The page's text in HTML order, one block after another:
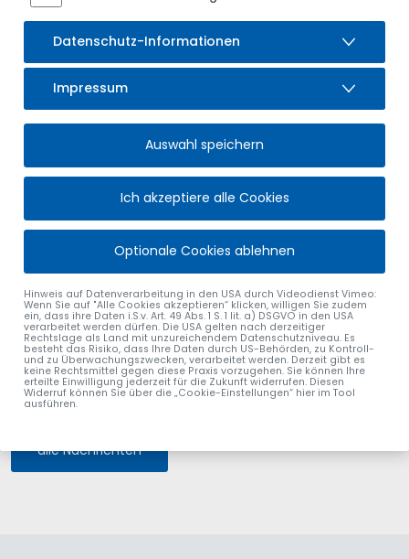
Dieter Riescher
alle Nachrichten
Datenschutz-Informationen
Impressum
Auswahl speichern
Ich akzeptiere alle Cookies
Optionale Cookies ablehnen
Hinweis auf Datenverarbeitung in den USA durch Videodienst Vimeo:
Wenn Sie auf "Alle Cookies akzeptieren“ klicken, willigen Sie zudem
ein, dass ihre Daten i.S.v. Art. 49 Abs. 1 S. 1 lit. a) DSGVO in den USA
verarbeitet werden dürfen. Die USA gelten nach derzeitiger
Rechtslage als Land mit unzureichendem Datenschutzniveau. Es
besteht das Risiko, dass Ihre Daten durch US-Behörden, zu Kontroll-
und zu Überwachungszwecken, verarbeitet werden. Derzeit gibt es
keine Rechtsmittel gegen diese Praxis vorzugehen. Sie können Ihre
erteilte Einwilligung jederzeit für die Zukunft widerrufen. Diesen
Widerruf können Sie über die „Cookie-Einstellungen“ hier im Tool
ausführen.